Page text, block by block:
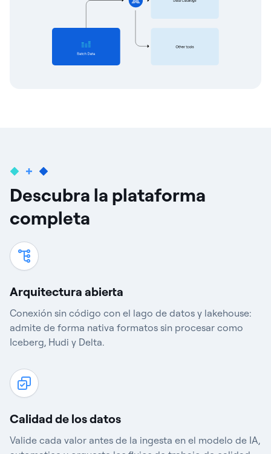
Descubra la plataforma
completa
Arquitectura abierta
Conexión sin código con el lago de datos y lakehouse:
admite de forma nativa formatos sin procesar como
Iceberg, Hudi y Delta.
Calidad de los datos
Valide cada valor antes de la ingesta en el modelo de IA,